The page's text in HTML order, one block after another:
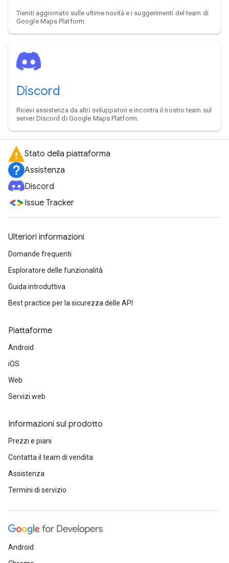
Tieniti aggiornato sulle ultime novità e i suggerimenti del team di
Google Maps Platform.
Discord
Ricevi assistenza da altri sviluppatori e incontra il nostro team sul
server Discord di Google Maps Platform.
Stato della piattaforma
Assistenza
Discord
Issue Tracker
Ulteriori informazioni
Domande frequenti
Esploratore delle funzionalità
Guida introduttiva
Best practice per la sicurezza delle API
Piattaforme
Android
iOS
Web
Servizi web
Informazioni sul prodotto
Prezzi e piani
Contatta il team di vendita
Assistenza
Termini di servizio
Android